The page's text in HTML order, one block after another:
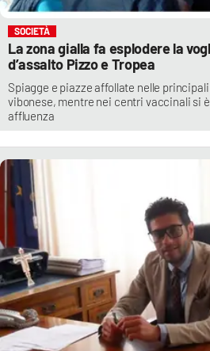
SOCIETÀ
La zona gialla fa esplodere la
d’assalto Pizzo e Tropea
Spiagge e piazze affollate nelle
vibonese, mentre nei centri vaccinali si
affluenza